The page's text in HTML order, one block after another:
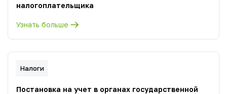
налогоплательщика
Узнать больше
Налоги
Постановка на учет в органах государственной